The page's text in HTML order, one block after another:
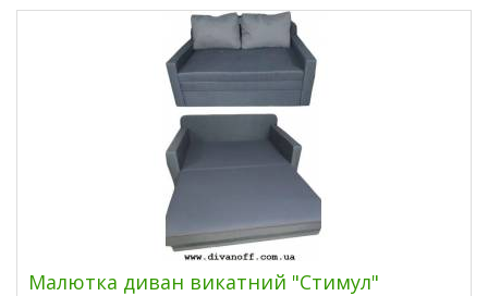
Малютка диван викатний "Стимул"